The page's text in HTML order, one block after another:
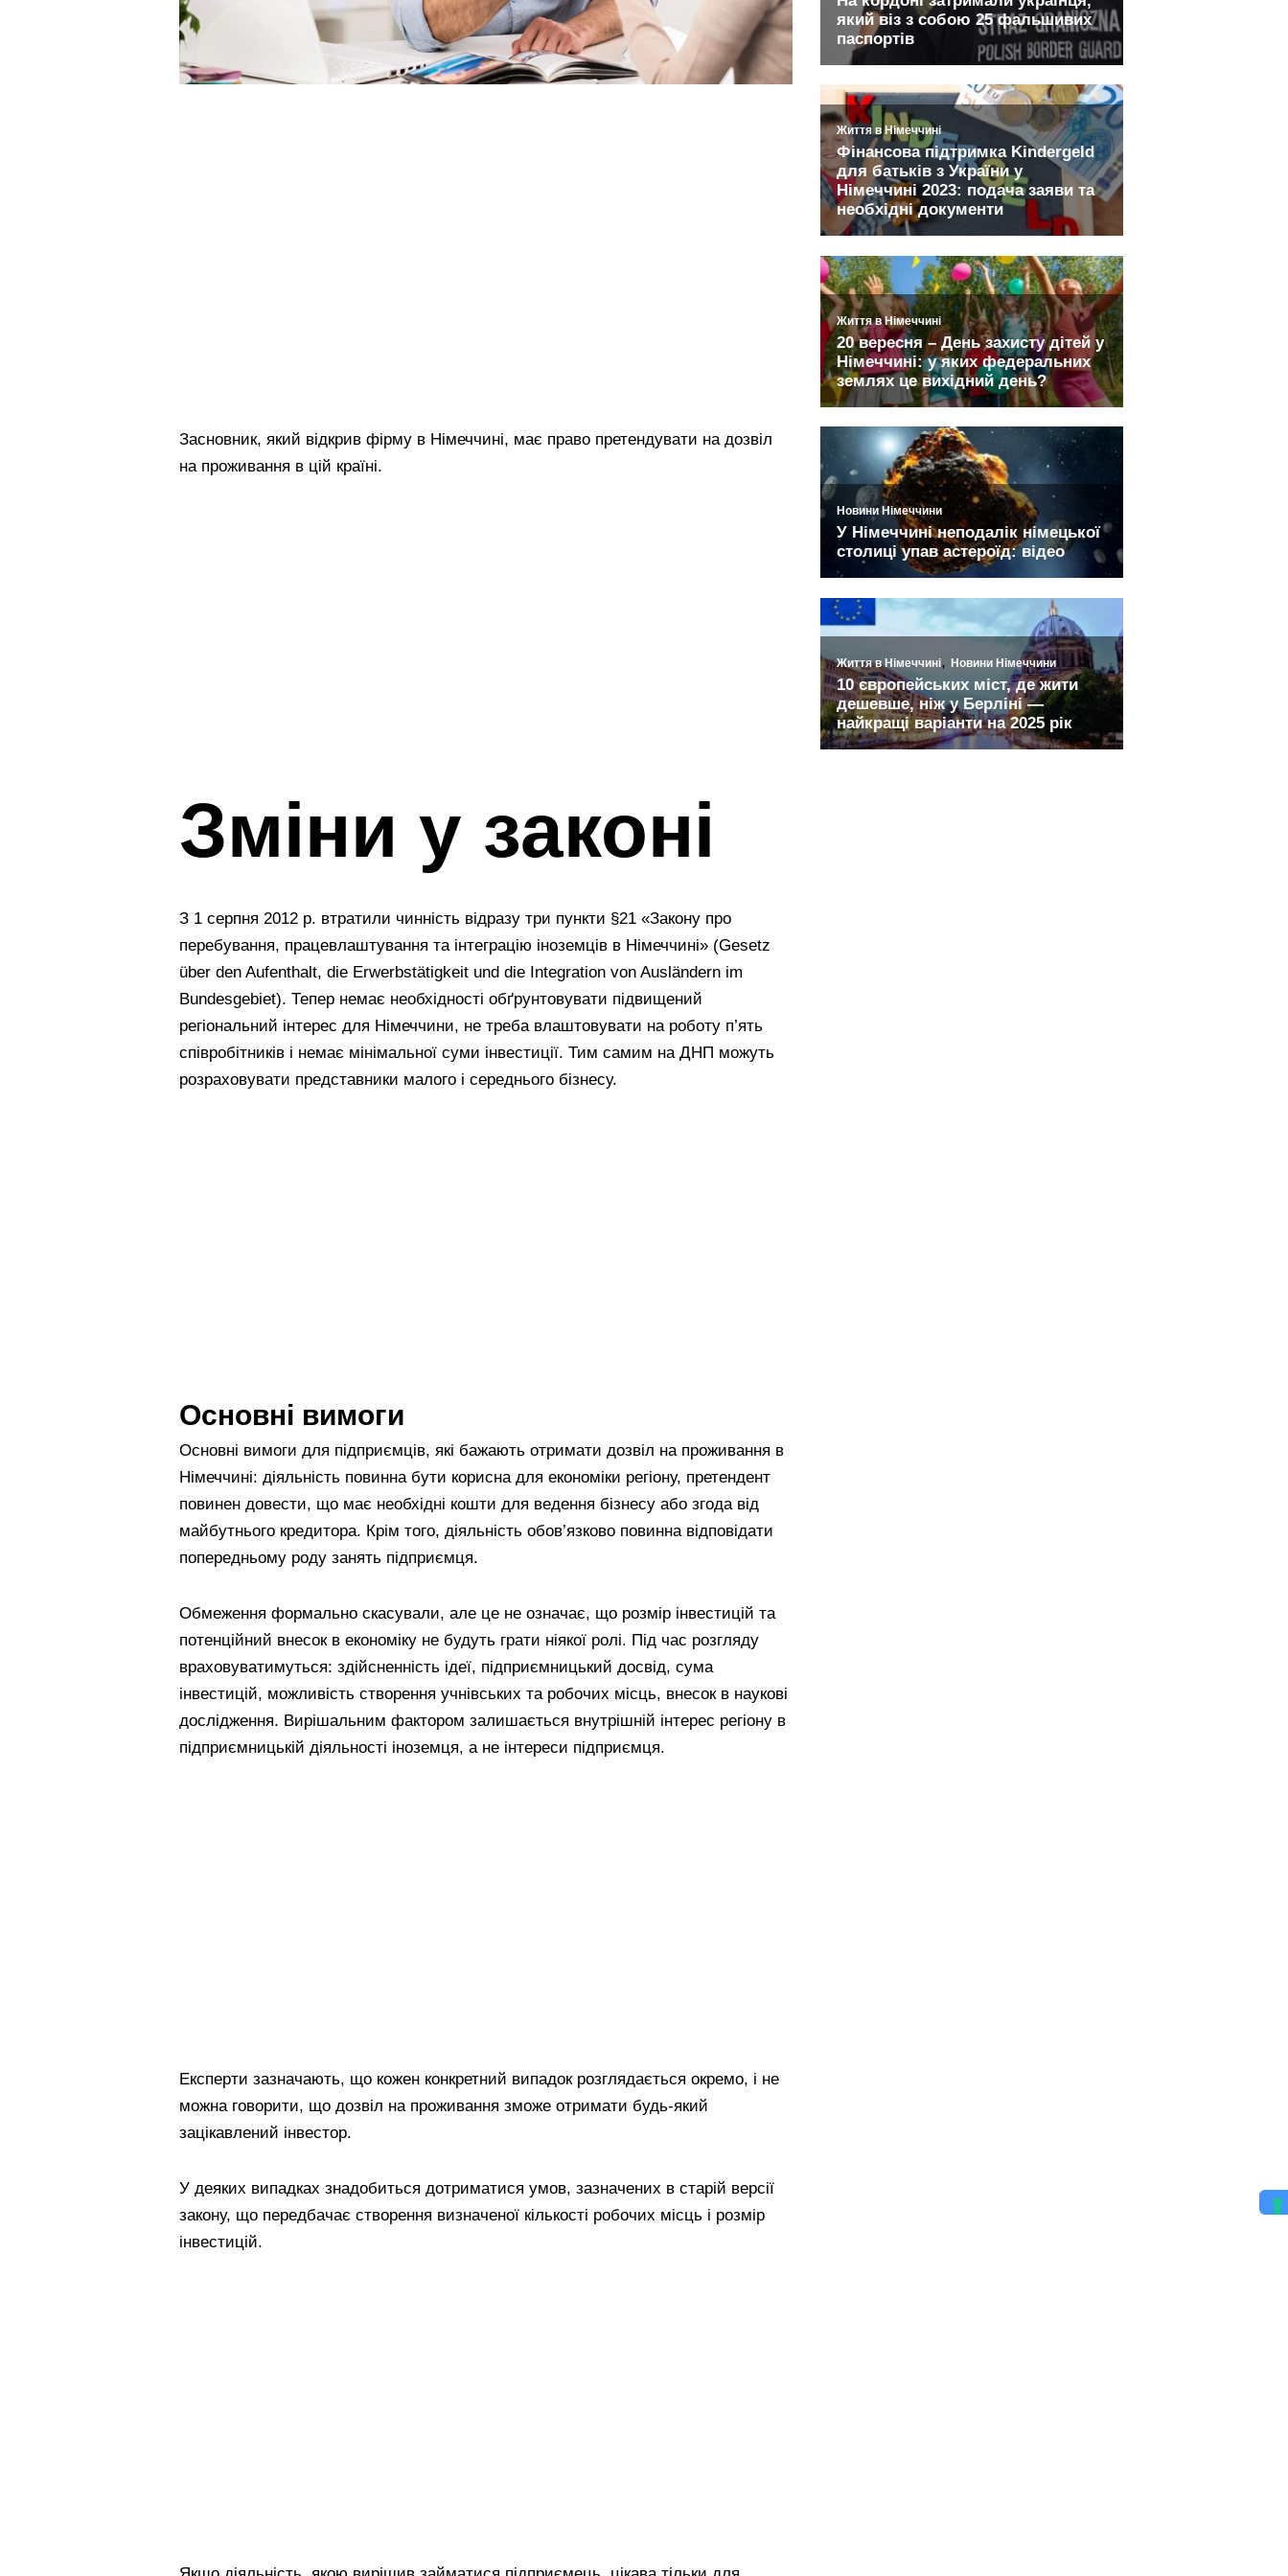
Засновник, який відкрив фірму в Німеччині, має право претендувати на дозвіл
на проживання в цій країні.
Зміни у законі
З 1 серпня 2012 р. втратили чинність відразу три пункти §21 «Закону про
перебування, працевлаштування та інтеграцію іноземців в Німеччині» (Gesetz
über den Aufenthalt, die Erwerbstätigkeit und die Integration von Ausländern im
Bundesgebiet). Тепер немає необхідності обґрунтовувати підвищений
регіональний інтерес для Німеччини, не треба влаштовувати на роботу п’ять
співробітників і немає мінімальної суми інвестиції. Тим самим на ДНП можуть
розраховувати представники малого і середнього бізнесу.
Основні вимоги
Основні вимоги для підприємців, які бажають отримати дозвіл на проживання в
Німеччині: діяльність повинна бути корисна для економіки регіону, претендент
повинен довести, що має необхідні кошти для ведення бізнесу або згода від
майбутнього кредитора. Крім того, діяльність обов’язково повинна відповідати
попередньому роду занять підприємця.
Обмеження формально скасували, але це не означає, що розмір інвестицій та
потенційний внесок в економіку не будуть грати ніякої ролі. Під час розгляду
враховуватимуться: здійсненність ідеї, підприємницький досвід, сума
інвестицій, можливість створення учнівських та робочих місць, внесок в наукові
дослідження. Вирішальним фактором залишається внутрішній інтерес регіону в
підприємницькій діяльності іноземця, а не інтереси підприємця.
Експерти зазначають, що кожен конкретний випадок розглядається окремо, і не
можна говорити, що дозвіл на проживання зможе отримати будь-який
зацікавлений інвестор.
У деяких випадках знадобиться дотриматися умов, зазначених в старій версії
закону, що передбачає створення визначеної кількості робочих місць і розмір
інвестицій.